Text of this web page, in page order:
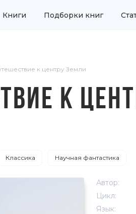
Книги Подборки книг
к центру Земли
К
Классика Научная фантастика
Автор:
Цикл:
Язык: